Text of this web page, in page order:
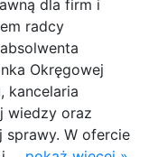
dla firm i
radcy
Okręgowej
kancelaria
wiedzy oraz
sprawy. W ofercie